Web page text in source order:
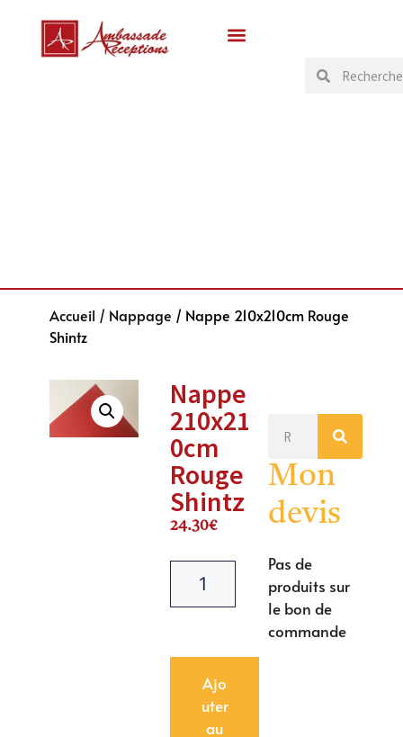
Accueil / Nappage / Nappe 210x210cm Rouge
Shintz
Nappe
210x21
0cm
Rouge
Shintz
24.30€
Ajo
uter
au
Mon
devis
Pas de
produits sur
le bon de
commande